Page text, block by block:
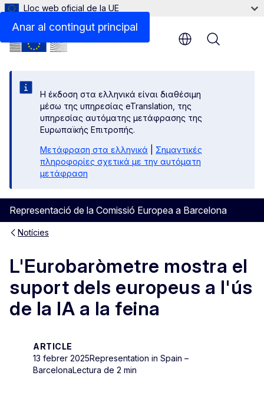
Anar al contingut principal
Lloc web oficial de la UE
Η έκδοση στα ελληνικά είναι διαθέσιμη
μέσω της υπηρεσίας eTranslation, της
υπηρεσίας αυτόματης μετάφρασης της
Ευρωπαϊκής Επιτροπής.
Μετάφραση στα ελληνικά
Σημαντικές
πληροφορίες σχετικά με την αυτόματη
μετάφραση
Representació de la Comissió Europea a Barcelona
Menu
Notícies
L'Eurobaròmetre mostra el
suport dels europeus a l'ús
de la IA a la feina
ARTICLE
13 febrer 2025Representation in Spain –
BarcelonaLectura de 2 min